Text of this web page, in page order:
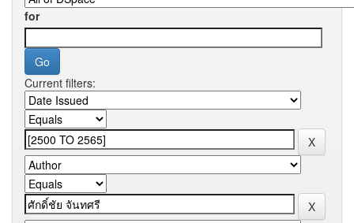
for
Current filters: